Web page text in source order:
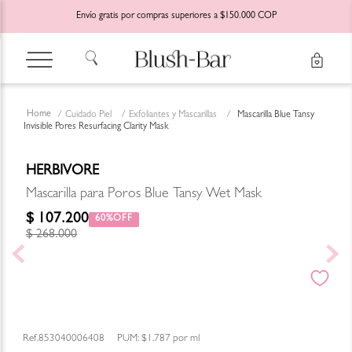
Envío gratis por compras superiores a $150.000 COP
Cuidado Piel Exfoliantes y Mascarillas
Mascarilla Blue Tansy
Invisible Pores Resurfacing Clarity Mask
HERBIVORE
Mascarilla para Poros Blue Tansy Wet Mask
$ 107.200 60%
$ 268.000
853040006408 PUM: $1.787 por ml